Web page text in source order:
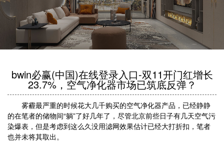
bwin必赢(中国)在线登录入口-双11开门红增长
23.7%，空气净化器市场已筑底反弹？
雾霾最严重的时候花大几千购买的空气净化器产品，已经静静
的在笔者的储物间“躺”了好几年了，尽管北京前些日子有几天空气污
染爆表，但是考虑到这么久没用滤网效果估计已经大打折扣，笔者
也并未将其取出。